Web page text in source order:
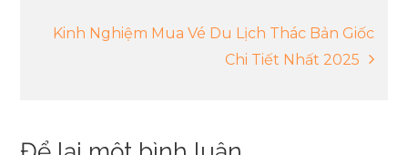
hướng
Kinh Nghiệm Mua Vé Du Lịch Thác Bản Giốc
Chi Tiết Nhất 2025